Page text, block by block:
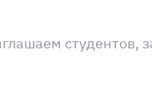
студентов,